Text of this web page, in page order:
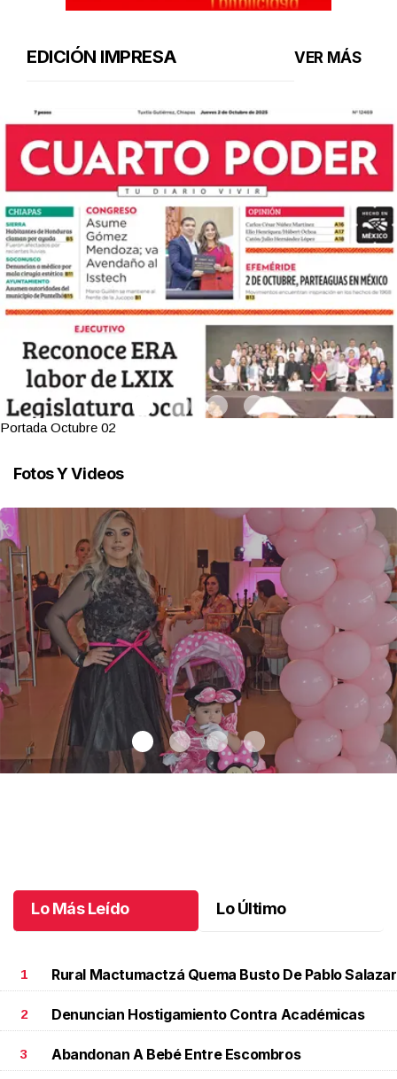
EDICIÓN IMPRESA VER MÁS
Portada Octubre 02
Fotos Y Videos
Lo Más Leído Lo Último
1 Rural Mactumactzá Quema Busto De Pablo Salazar
2 Denuncian Hostigamiento Contra Académicas
3 Abandonan A Bebé Entre Escombros